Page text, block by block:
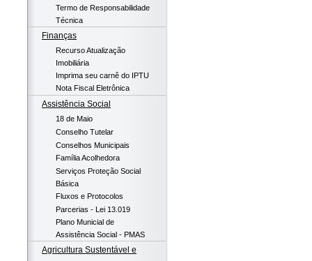
Termo de Responsabilidade
Técnica
Finanças
Recurso Atualização
Imobiliária
Imprima seu carnê do IPTU
Nota Fiscal Eletrônica
Assistência Social
18 de Maio
Conselho Tutelar
Conselhos Municipais
Família Acolhedora
Serviços Proteção Social
Básica
Fluxos e Protocolos
Parcerias - Lei 13.019
Plano Municial de
Assistência Social - PMAS
Agricultura Sustentável e